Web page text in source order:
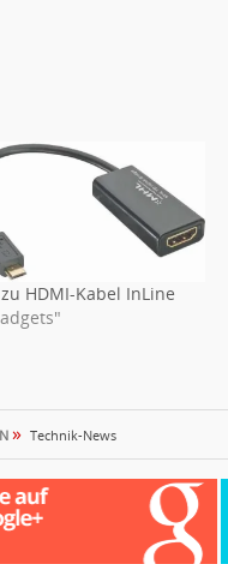
HDMI-Kabel InLine
» Technik-News